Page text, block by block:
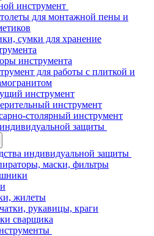
инструмент
для монтажной пены и
сумки для хранение
инструмента
для работы с плиткой и
инструмент
инструмент
столярный инструмент
защиты
индивидуальной защиты
маски, фильтры
жилеты
рукавицы, краги
сварщика